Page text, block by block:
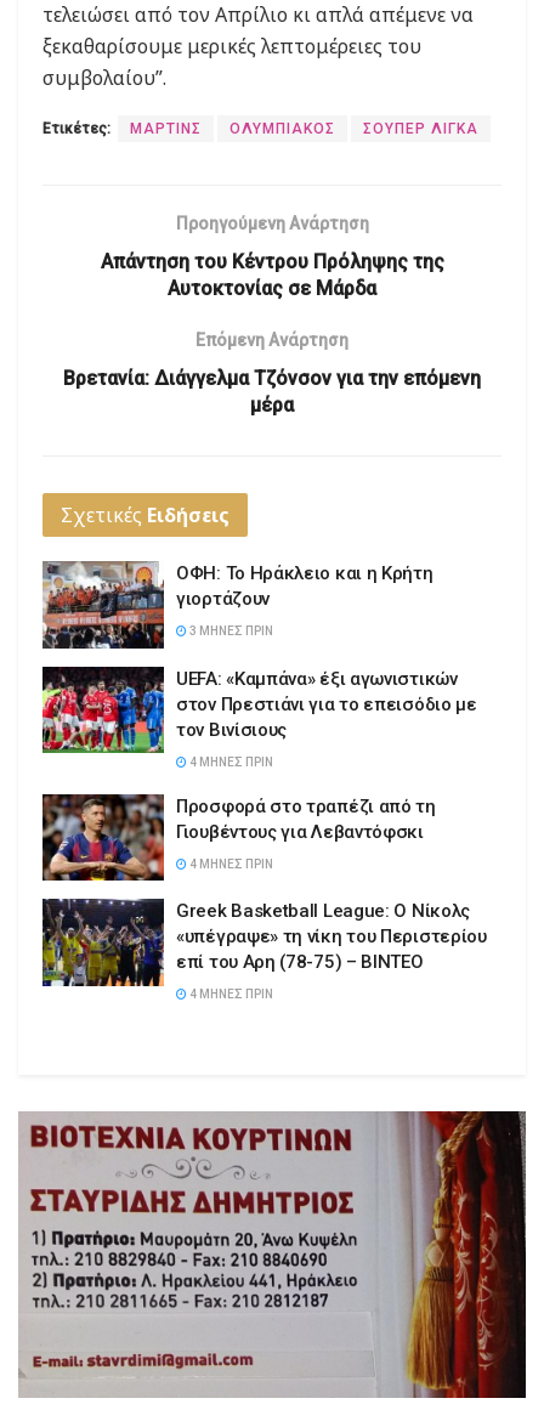
τελειώσει από τον Απρίλιο κι απλά απέμενε να
ξεκαθαρίσουμε μερικές λεπτομέρειες του
συμβολαίου”.
Ετικέτες: ΜΑΡΤΙΝΣ ΟΛΥΜΠΙΑΚΟΣ ΣΟΥΠΕΡ ΛΙΓΚΑ
Προηγούμενη Ανάρτηση
Απάντηση του Κέντρου Πρόληψης της
Αυτοκτονίας σε Μάρδα
Επόμενη Ανάρτηση
Βρετανία: Διάγγελμα Τζόνσον για την επόμενη
μέρα
Σχετικές Ειδήσεις
ΟΦΗ: Το Ηράκλειο και η Κρήτη
γιορτάζουν
3 ΜΉΝΕΣ ΠΡΙΝ
UEFA: «Καμπάνα» έξι αγωνιστικών
στον Πρεστιάνι για το επεισόδιο με
τον Βινίσιους
4 ΜΉΝΕΣ ΠΡΙΝ
Προσφορά στο τραπέζι από τη
Γιουβέντους για Λεβαντόφσκι
4 ΜΉΝΕΣ ΠΡΙΝ
Greek Basketball League: Ο Νίκολς
«υπέγραψε» τη νίκη του Περιστερίου
επί του Αρη (78-75) – ΒΙΝΤΕΟ
4 ΜΉΝΕΣ ΠΡΙΝ